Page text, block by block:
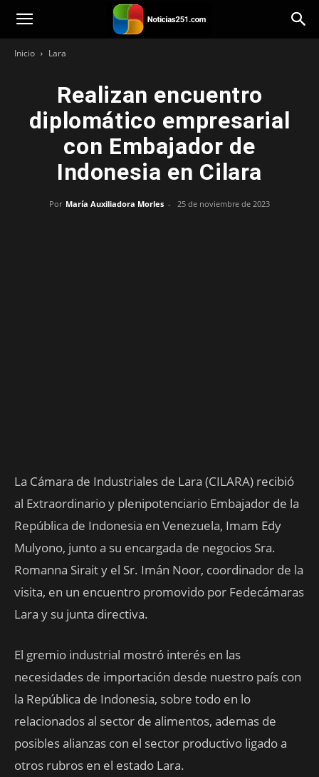
Noticias251
Inicio Lara
Realizan encuentro
diplomático empresarial
con Embajador de
Indonesia en Cilara
Por María Auxiliadora Morles - 25 de noviembre de 2023
La Cámara de Industriales de Lara (CILARA) recibió
al Extraordinario y plenipotenciario Embajador de la
República de Indonesia en Venezuela, Imam Edy
Mulyono, junto a su encargada de negocios Sra.
Romanna Sirait y el Sr. Imán Noor, coordinador de la
visita, en un encuentro promovido por Fedecámaras
Lara y su junta directiva.
El gremio industrial mostró interés en las
necesidades de importación desde nuestro país con
la República de Indonesia, sobre todo en lo
relacionados al sector de alimentos, ademas de
posibles alianzas con el sector productivo ligado a
otros rubros en el estado Lara.